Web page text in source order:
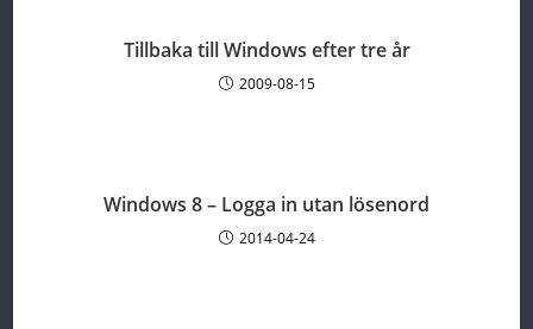
Tillbaka till Windows efter tre år
2009-08-15
Windows 8 – Logga in utan lösenord
2014-04-24